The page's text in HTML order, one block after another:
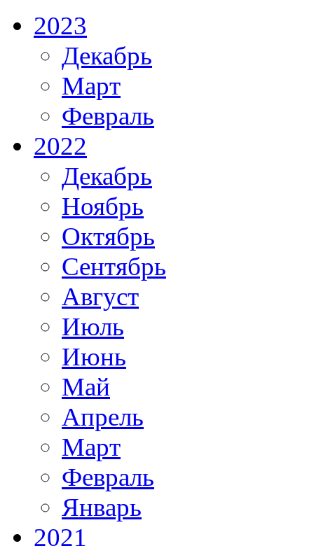
2023
Декабрь
Март
Февраль
2022
Декабрь
Ноябрь
Октябрь
Сентябрь
Август
Июль
Июнь
Май
Апрель
Март
Февраль
Январь
2021